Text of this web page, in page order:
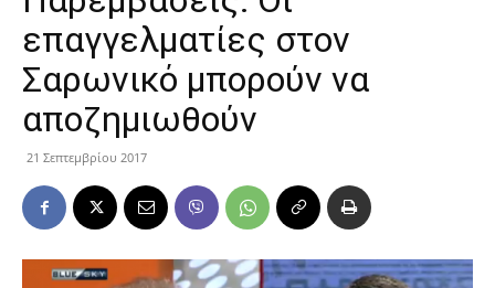
επαγγελματίες στον
Σαρωνικό μπορούν να
αποζημιωθούν
21 Σεπτεμβρίου 2017